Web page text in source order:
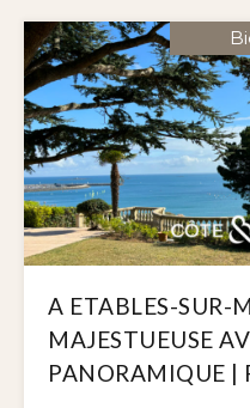
A ETABLES-SUR-
MAJESTUEUSE
PANORAMIQUE |